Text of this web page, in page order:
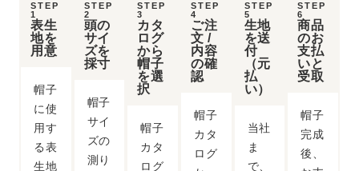
STEP
1
表生
地を
用意
帽子
に使
用す
る表
生地
STEP
2
頭の
サイ
ズを
採寸
帽子
サイ
ズの
測り
STEP
3
カタ
ログ
から
帽子
を選
択
帽子
カタ
ログ
STEP
4
ご注
文 /
内容
の確
認
帽子
カタ
ログ
STEP
5
生地
を送
付
（元
払
い）
当社
ま
で、
STEP
6
商品
のお
支払
いと
受取
帽子
完成
後、